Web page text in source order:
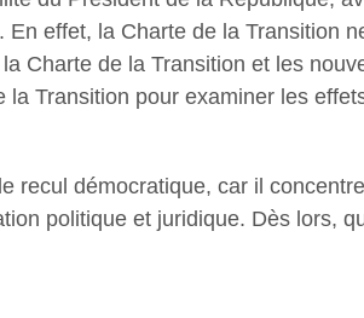
effet, la Charte de la Transition
Charte de la Transition et les
Transition pour examiner les
recul démocratique, car il
politique et juridique. Dès lors,